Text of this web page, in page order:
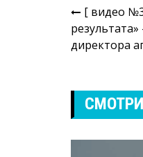
по
[ видео
директора